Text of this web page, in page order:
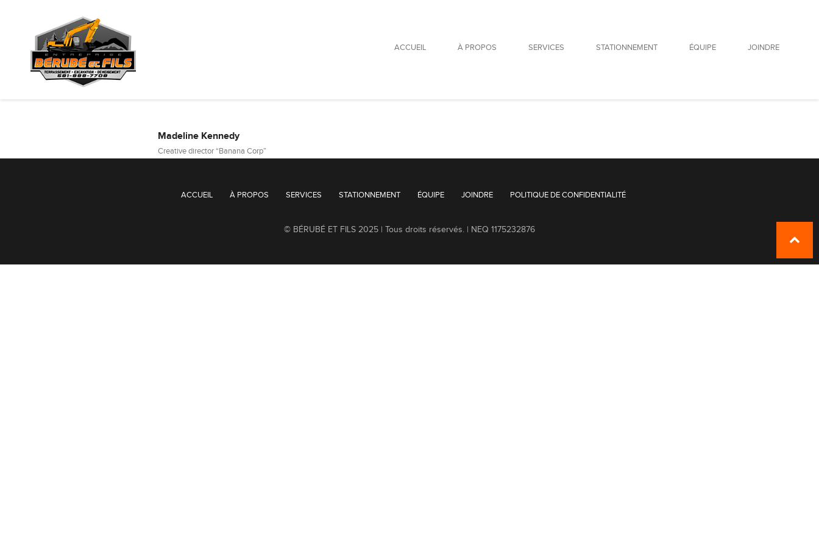
ACCUEIL À PROPOS SERVICES STATIONNEMENT ÉQUIPE
JOINDRE
Praesent at vestibulum tortor. Praesent condimentum efficitur massa, nec congue sem dapibus sed. Sed eget justo at erat suscipit tristique sit. Nulla vitae augue leo.
Donec fringilla ligula magna, ac semper lectus.
Madeline Kennedy
Creative director “Banana Corp”
ACCUEIL À PROPOS SERVICES STATIONNEMENT ÉQUIPE JOINDRE POLITIQUE DE CONFIDENTIALITÉ
© BÉRUBÉ ET FILS 2025 | Tous droits réservés. | NEQ 1175232876